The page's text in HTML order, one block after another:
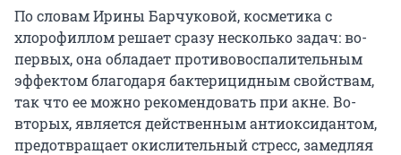
По словам Ирины Барчуковой, косметика с
хлорофиллом решает сразу несколько задач: во-
первых, она обладает противовоспалительным
эффектом благодаря бактерицидным свойствам,
так что ее можно рекомендовать при акне. Во-
вторых, является действенным антиоксидантом,
предотвращает окислительный стресс, замедляя